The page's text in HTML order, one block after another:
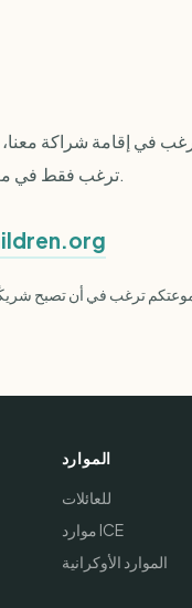
في إقامة شراكة
ترغب فقط في معرفة المزيد — يسعدنا أن نتواصل معك.
الموارد
للعائلات
موارد ICE
الموارد الأوكرانية